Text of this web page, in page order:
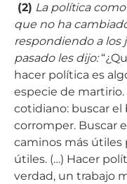
(2) La política
que no ha
respondiendo a los
pasado les dijo:
hacer política es
especie de
cotidiano: buscar
corromper. Buscar
caminos más útiles
útiles. (…) Hacer
verdad, un trabajo